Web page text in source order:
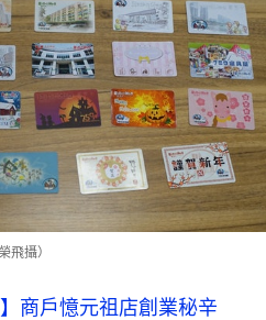
飛攝）
】商戶憶元祖店創業秘辛